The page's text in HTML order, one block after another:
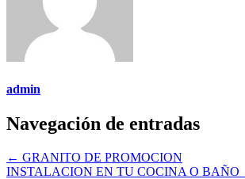
admin
Navegación de entradas
← GRANITO DE PROMOCION
INSTALACION EN TU COCINA O BAÑO